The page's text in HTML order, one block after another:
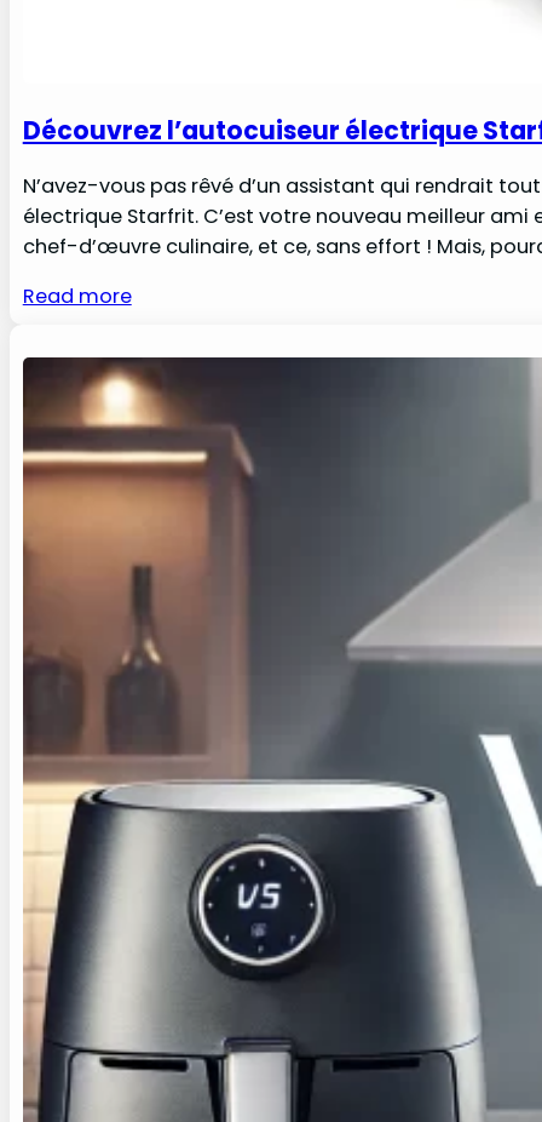
Découvrez l’autocuiseur électrique
N’avez-vous pas rêvé d’un assistant qui rendrait
électrique Starfrit. C’est votre nouveau meilleur
chef-d’œuvre culinaire, et ce, sans effort ! Mais,
Read more